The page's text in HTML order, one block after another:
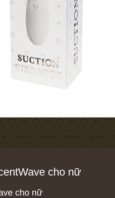
cho nữ
cho nữ